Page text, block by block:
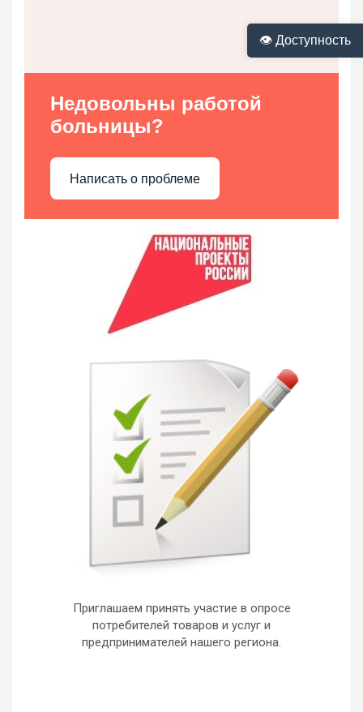
👁 Доступность
Недовольны работой
больницы?
Написать о проблеме
Приглашаем принять участие в опросе
потребителей товаров и услуг и
предпринимателей нашего региона.